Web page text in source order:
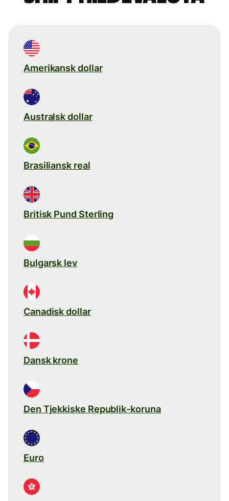
Amerikansk dollar
Australsk dollar
Brasiliansk real
Britisk Pund Sterling
Bulgarsk lev
Canadisk dollar
Dansk krone
Den Tjekkiske Republik-koruna
Euro